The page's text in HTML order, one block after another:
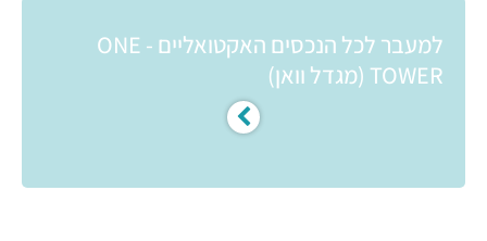
למעבר לכל הנכסים האקטואליים - ONE
TOWER (מגדל וואן)